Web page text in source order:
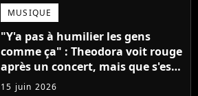
MUSIQUE
"Y'a pas à humilier les gens
comme ça" : Theodora voit rouge
après un concert, mais que s'est-
il passé ?
15 juin 2026